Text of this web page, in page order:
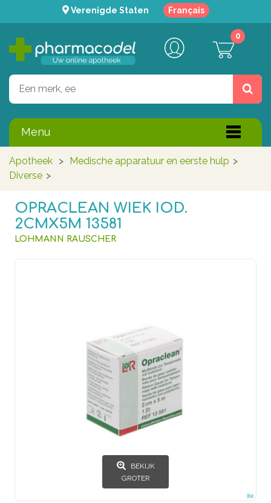
Verenigde Staten Français
0
Menu
Apotheek > Medische apparatuur en eerste hulp >
Diverse >
OPRACLEAN WIEK IOD.
2CMX5M 13581
LOHMANN RAUSCHER
BEKIJK
GROTER